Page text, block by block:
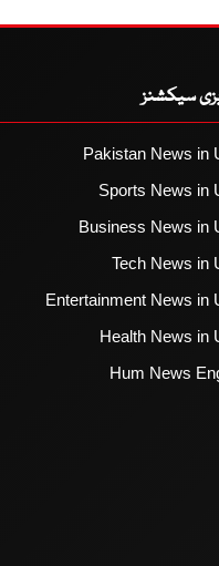
سیکشنز
Pakistan News in
Sports News in
Business News in
Tech News in
Entertainment News in
Health News in
Hum News